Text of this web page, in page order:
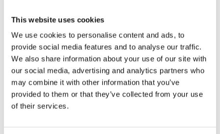
This website uses cookies
We use cookies to personalise content and ads, to
provide social media features and to analyse our traffic.
We also share information about your use of our site with
our social media, advertising and analytics partners who
may combine it with other information that you’ve
provided to them or that they’ve collected from your use
of their services.
Dela med dig
F
a
c
e
b
o
o
k
Omdömen
Du